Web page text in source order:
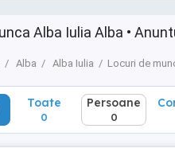
Alba Iulia Alba •
Alba Alba Iulia Locuri de
Toate
0
Persoane
0